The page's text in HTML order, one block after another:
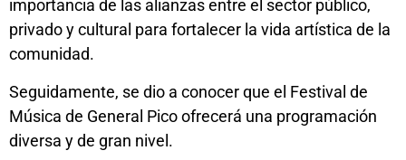
importancia de las alianzas entre el sector público,
privado y cultural para fortalecer la vida artística de la
comunidad.
Seguidamente, se dio a conocer que el Festival de
Música de General Pico ofrecerá una programación
diversa y de gran nivel.